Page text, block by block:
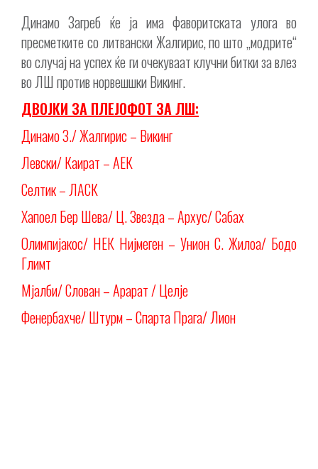
Динамо Загреб ќе ја има фаворитската улога во
пресметките со литвански Жалгирис, по што „модрите“
во случај на успех ќе ги очекуваат клучни битки за влез
во ЛШ против норвешшки Викинг.
ДВОЈКИ ЗА ПЛЕЈОФОТ ЗА ЛШ:
Динамо З./ Жалгирис – Викинг
Левски/ Каират – АЕК
Селтик – ЛАСК
Хапоел Бер Шева/ Ц. Звезда – Архус/ Сабах
Олимпијакос/ НЕК Нијмеген – Унион С. Жилоа/ Бодо
Глимт
Мјалби/ Слован – Арарат / Целје
Фенербахче/ Штурм – Спарта Прага/ Лион